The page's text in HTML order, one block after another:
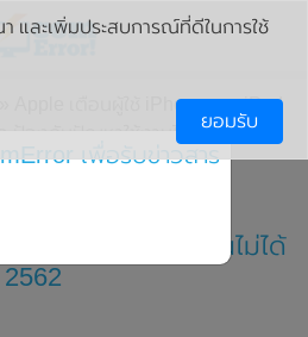
» Apple เตือนผู้ใช้ iPhone และ iPad
ป้องกันปัญหาใช้งานไม่ได้ หลัง 3
และ iPad รุ่นเก่า
ป้องกันปัญหาใช้งานไม่ได้
และเพิ่มประสบการณ์ที่ดีในการใช้
ยอมรับ
เพื่อรับข่าวสาร